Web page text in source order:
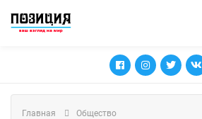
Главная Общество